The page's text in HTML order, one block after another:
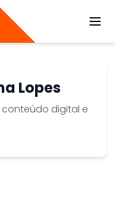
Lopes
conteúdo digital e